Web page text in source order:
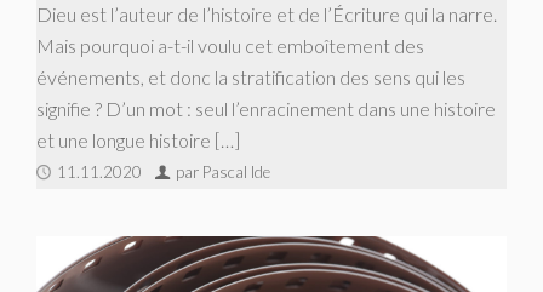
Dieu est l’auteur de l’histoire et de l’Écriture qui la narre.
Mais pourquoi a-t-il voulu cet emboîtement des
événements, et donc la stratification des sens qui les
signifie ? D’un mot : seul l’enracinement dans une histoire
et une longue histoire […]
11.11.2020 par Pascal Ide